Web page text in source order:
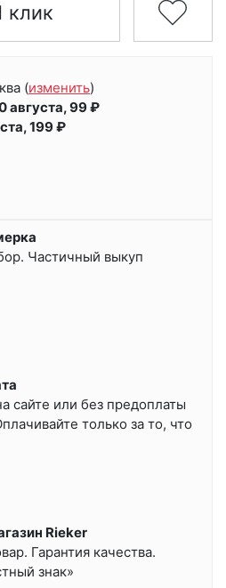
клик
(изменить)
августа, 99 ₽
199 ₽
Частичный выкуп
сайте или без предоплаты
только за то, что
Rieker
Гарантия качества.
знак»